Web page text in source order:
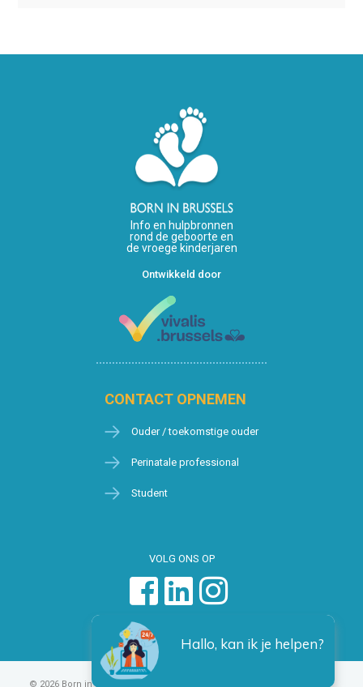
Info en hulpbronnen
rond de geboorte en
de vroege kinderjaren
Ontwikkeld door
CONTACT OPNEMEN
Ouder / toekomstige ouder
Perinatale professional
Student
VOLG ONS OP
Hallo, kan ik je helpen?
© 2026 Born in Brussels